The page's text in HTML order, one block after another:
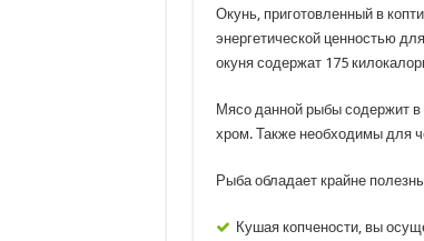
Окунь, приготовленный в
энергетической ценностью
окуня содержат 175
Мясо данной рыбы содержит в
хром. Также необходимы для
Рыба обладает крайне
Кушая копчености, вы